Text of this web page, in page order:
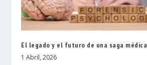
El legado y el futuro de una saga médica
1 Abril, 2026